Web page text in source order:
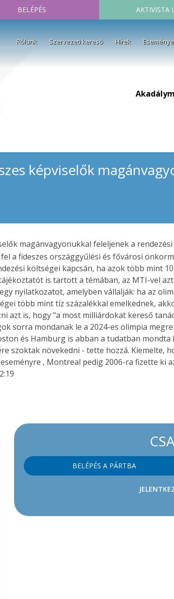
BELÉPÉS AKTIVISTA
Rólunk Szervezeti kereső Hírek
képviselők
magánvagyonukkal feleljenek a
a fideszes országgyűlési és fővárosi
költségei kapcsán, ha azok több mint
is tartott a témában, az MTI-vel
nyilatkozatot, amelyben vállalják: ha az
több mint tíz százalékkal emelkednek,
azt is, hogy "a most milliárdokat kereső
sorra mondanak le a 2024-es olimpia
és Hamburg is abban a tudatban
szoktak növekedni - tette hozzá. Kiemelte,
, Montreal pedig 2006-ra fizette ki
BELÉPÉS A PÁRTBA